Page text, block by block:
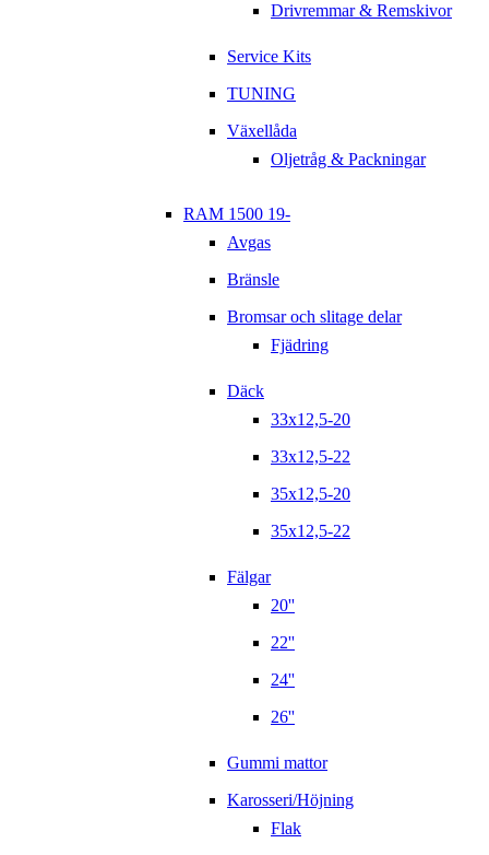
Drivremmar & Remskivor
Service Kits
TUNING
Växellåda
Oljetråg & Packningar
RAM 1500 19-
Avgas
Bränsle
Bromsar och slitage delar
Fjädring
Däck
33x12,5-20
33x12,5-22
35x12,5-20
35x12,5-22
Fälgar
20''
22''
24''
26''
Gummi mattor
Karosseri/Höjning
Flak